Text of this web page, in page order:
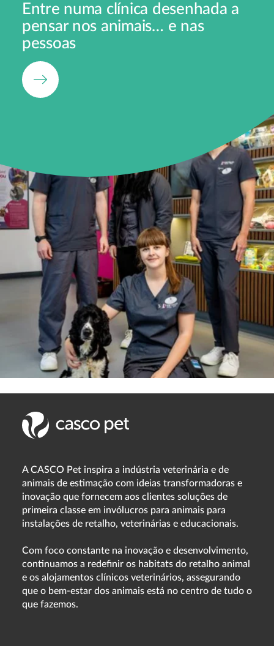
Entre numa clínica desenhada a
pensar nos animais… e nas
pessoas
A CASCO Pet inspira a indústria veterinária e de
animais de estimação com ideias transformadoras e
inovação que fornecem aos clientes soluções de
primeira classe em invólucros para animais para
instalações de retalho, veterinárias e educacionais.
Com foco constante na inovação e desenvolvimento,
continuamos a redefinir os habitats do retalho animal
e os alojamentos clínicos veterinários, assegurando
que o bem-estar dos animais está no centro de tudo o
que fazemos.